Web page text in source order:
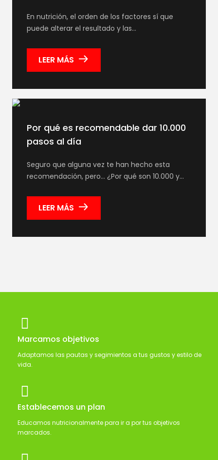
En nutrición, el orden de los factores sí que
puede alterar el resultado y las…
LEER MÁS
Por qué es recomendable dar 10.000
pasos al día
Seguro que alguna vez te han hecho esta
recomendación, pero... ¿Por qué son 10.000 y…
LEER MÁS
Marcamos objetivos
Adaptamos las pautas y segimientos a tus gustos y estilo de
vida.
Establecemos un plan
Educamos nutricionalmente para ir a por tus objetivos
marcados.